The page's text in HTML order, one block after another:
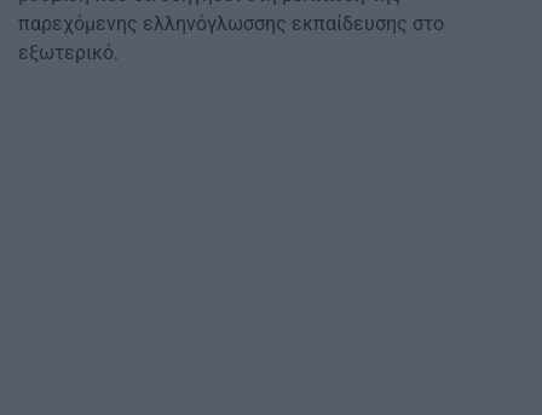
παρεχόμενης ελληνόγλωσσης εκπαίδευσης στο
εξωτερικό.